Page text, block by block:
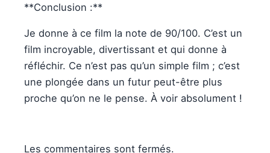
**Conclusion :**
Je donne à ce film la note de 90/100. C’est un
film incroyable, divertissant et qui donne à
réfléchir. Ce n’est pas qu’un simple film ; c’est
une plongée dans un futur peut-être plus
proche qu’on ne le pense. À voir absolument !
Les commentaires sont fermés.